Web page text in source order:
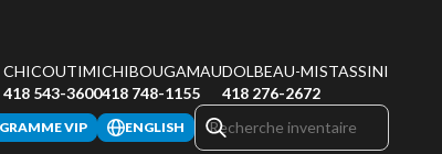
CHICOUTIMI
418 543-3600
CHIBOUGAMAU
418 748-1155
DOLBEAU-MISTASSINI
418 276-2672
VIP ENGLISH